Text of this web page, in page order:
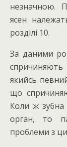
незначною.
ясен
розділі 10.
За даними
якийсь
що
Коли ж зубна
орган, то
проблеми з